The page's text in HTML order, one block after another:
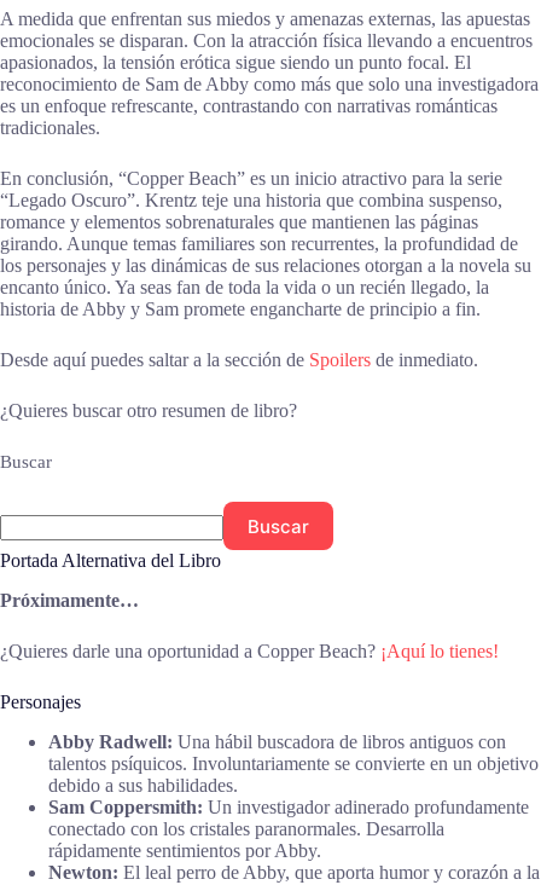
A medida que enfrentan sus miedos y amenazas externas, las apuestas
emocionales se disparan. Con la atracción física llevando a encuentros
apasionados, la tensión erótica sigue siendo un punto focal. El
reconocimiento de Sam de Abby como más que solo una investigadora
es un enfoque refrescante, contrastando con narrativas románticas
tradicionales.
En conclusión, “Copper Beach” es un inicio atractivo para la serie
“Legado Oscuro”. Krentz teje una historia que combina suspenso,
romance y elementos sobrenaturales que mantienen las páginas
girando. Aunque temas familiares son recurrentes, la profundidad de
los personajes y las dinámicas de sus relaciones otorgan a la novela su
encanto único. Ya seas fan de toda la vida o un recién llegado, la
historia de Abby y Sam promete engancharte de principio a fin.
Desde aquí puedes saltar a la sección de Spoilers de inmediato.
¿Quieres buscar otro resumen de libro?
Buscar
Buscar
Portada Alternativa del Libro
Próximamente…
¿Quieres darle una oportunidad a Copper Beach? ¡Aquí lo tienes!
Personajes
Abby Radwell: Una hábil buscadora de libros antiguos con
talentos psíquicos. Involuntariamente se convierte en un objetivo
debido a sus habilidades.
Sam Coppersmith: Un investigador adinerado profundamente
conectado con los cristales paranormales. Desarrolla
rápidamente sentimientos por Abby.
Newton: El leal perro de Abby, que aporta humor y corazón a la